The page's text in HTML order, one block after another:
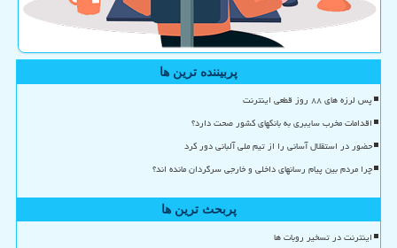
پربیننده ترین ها
پس لرزه های ۸۸ روز قطعی اینترنت
اقدامات مخرب سایبری به بانکهای کشور صحت دارد؟
حضور در استقلال آسانی را از تیم ملی آلبانی دور کرد
چرا مردم بین پیام رسانهای داخلی و خارجی سرگردان مانده اند؟
پربحث ترین ها
اینترنت در تسخیر روبات ها